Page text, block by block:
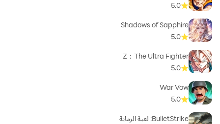
5.0
Shadows of Sapphire
5.0
Z：The Ultra Fighter
5.0
War Vow
5.0
BulletStrike: لعبة الرماية